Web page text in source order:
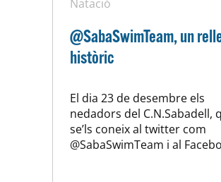
Natació
@SabaSwimTeam, un
històric
El dia 23 de desembre els
nedadors del C.N.Sabadell,
se’ls coneix al twitter com
@SabaSwimTeam i al